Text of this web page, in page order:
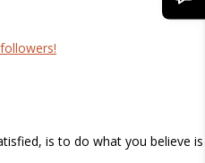
is to do what you believe